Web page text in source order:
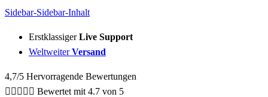
Sidebar-Sidebar-Inhalt
ErstklassigerLive Support
WeltweiterVersand
4,7/5 Hervorragende Bewertungen
     Bewertet mit 4.7 von 5